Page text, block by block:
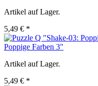
Artikel auf Lager.
5,49 € *
Poppige Farben 3"
Artikel auf Lager.
5,49 € *